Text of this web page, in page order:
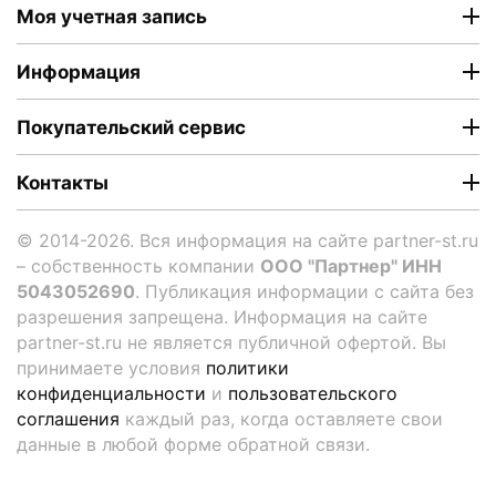
Моя учетная запись
Информация
Покупательский сервис
Контакты
© 2014-2026. Вся информация на сайте partner-st.ru
– собственность компании ООО "Партнер" ИНН
5043052690. Публикация информации с сайта без
разрешения запрещена. Информация на сайте
partner-st.ru не является публичной офертой. Вы
принимаете условия политики
конфиденциальности и пользовательского
соглашения каждый раз, когда оставляете свои
данные в любой форме обратной связи.